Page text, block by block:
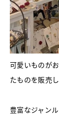
可愛いものが
たものを販売し
豊富なジャン